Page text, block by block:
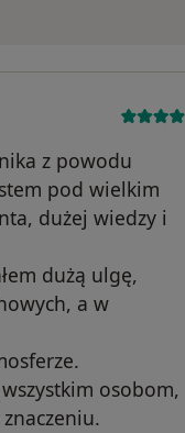
z powodu
pod wielkim
dużej wiedzy i
dużą ulgę,
a w
osobom,